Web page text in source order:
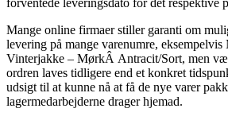
Mange online firmaer stiller garanti om
levering på mange varenumre,
Vinterjakke – MørkÂ Antracit/Sort, men
ordren laves tidligere end et konkret
udsigt til at kunne nå at få de nye varer
lagermedarbejderne drager hjemad.